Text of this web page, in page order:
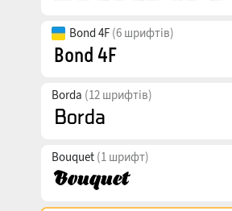
Bond 4F (6 шрифтів)
Borda (12 шрифтів)
Bouquet (1 шрифт)